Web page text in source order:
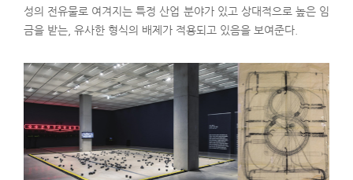
성의 전유물로 여겨지는 특정 산업 분야가 있고 상대적으로 높은 임
금을 받는, 유사한 형식의 배제가 적용되고 있음을 보여준다.